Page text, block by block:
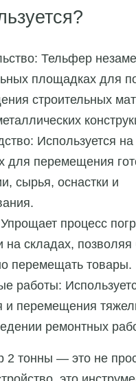
Тельфер
площадках для
строительных
Используется
для перемещения
сырья, оснастки и
процесс
на складах,
перемещать товары.
работы:
и перемещения
ремонтных
2 тонны — это не